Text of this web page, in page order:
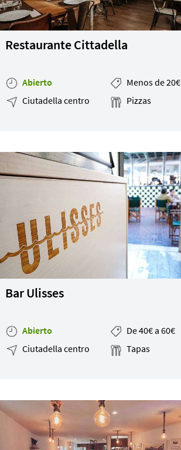
Restaurante Cittadella
Abierto
Menos de 20€
Ciutadella centro
Pizzas
Bar Ulisses
Abierto
De 40€ a 60€
Ciutadella centro
Tapas